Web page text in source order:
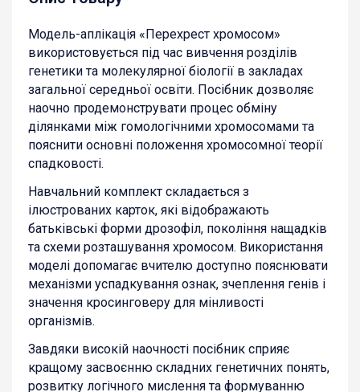
Модель-аплікація «Перехрест хромосом»
використовується під час вивчення розділів
генетики та молекулярної біології в закладах
загальної середньої освіти. Посібник дозволяє
наочно продемонструвати процес обміну
ділянками між гомологічними хромосомами та
пояснити основні положення хромосомної теорії
спадковості.
Навчальний комплект складається з
ілюстрованих карток, які відображають
батьківські форми дрозофіл, покоління нащадків
та схеми розташування хромосом. Використання
моделі допомагає вчителю доступно пояснювати
механізми успадкування ознак, зчеплення генів і
значення кросинговеру для мінливості
організмів.
Завдяки високій наочності посібник сприяє
кращому засвоєнню складних генетичних понять,
розвитку логічного мислення та формуванню